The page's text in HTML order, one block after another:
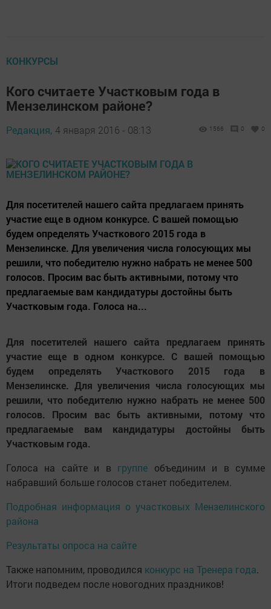
КОНКУРСЫ
Кого считаете Участковым года в
Мензелинском районе?
Редакция, 4 января 2016 - 08:13 1566 0 0
Для посетителей нашего сайта предлагаем принять
участие еще в одном конкурсе. С вашей помощью
будем определять Участкового 2015 года в
Мензелинске. Для увеличения числа голосующих мы
решили, что победителю нужно набрать не менее 500
голосов. Просим вас быть активными, потому что
предлагаемые вам кандидатуры достойны быть
Участковым года. Голоса на...
Для посетителей нашего сайта предлагаем принять
участие еще в одном конкурсе. С вашей помощью
будем определять Участкового 2015 года в
Мензелинске. Для увеличения числа голосующих мы
решили, что победителю нужно набрать не менее 500
голосов. Просим вас быть активными, потому что
предлагаемые вам кандидатуры достойны быть
Участковым года.
Голоса на сайте и в группе объединим и в сумме
набравший больше голосов станет победителем.
Подробная информация о участковых Мензелинского
района
Результаты опроса на сайте
Также напомним, проводился конкурс на Тренера года.
Итоги подведем после новогодних праздников!